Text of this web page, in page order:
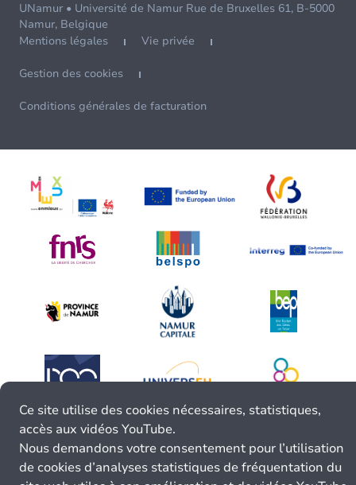
UNamur • Université de Namur Rue de Bruxelles 61, B-5000
Namur, Belgique
Mentions légales
Vie privée
Gestion des cookies
Conditions générales de facturation
Ce site utilise des cookies nécessaires, statistiques,
accès aux vidéos YouTube.
Nous demandons votre consentement pour l’utilisation
de cookies d’analyses statistiques de fréquentation du